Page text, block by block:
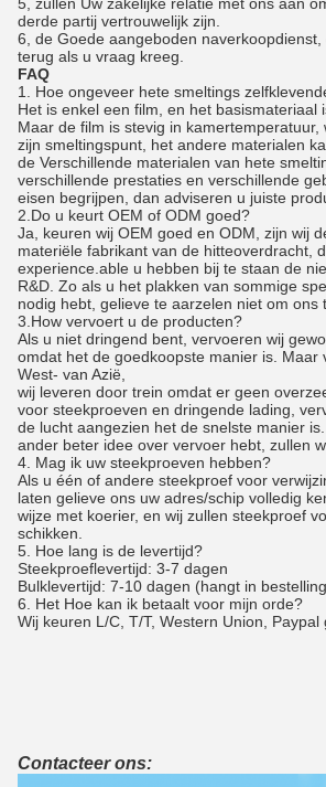
derde partij vertrouwelijk zijn.
6, de Goede aangeboden naverkoopdienst,
terug als u vraag kreeg.
FAQ
1. Hoe ongeveer hete smeltings
Het is enkel een film, en het basismateriaal
Maar de film is stevig in kamertemperatuur,
zijn smeltingspunt, het andere materialen
de Verschillende materialen van hete
verschillende prestaties en verschillende
eisen begrijpen, dan adviseren u juiste
2.Do u keurt OEM of ODM goed?
Ja, keuren wij OEM goed en ODM, zijn wij
materiële fabrikant van de hitteoverdracht,
experience.able u hebben bij te staan de
R&D. Zo als u het plakken van sommige
nodig hebt, gelieve te aarzelen niet om ons
3.How vervoert u de producten?
Als u niet dringend bent, vervoeren wij
omdat het de goedkoopste manier is. Maar
West- van Azië,
wij leveren door trein omdat er geen
voor steekproeven en dringende lading,
de lucht aangezien het de snelste manier
ander beter idee over vervoer hebt, zullen
4. Mag ik uw steekproeven hebben?
Als u één of andere steekproef voor
laten gelieve ons uw adres/schip volledig
wijze met koerier, en wij zullen steekproef
schikken.
5. Hoe lang is de levertijd?
Steekproeflevertijd: 3-7 dagen
Bulklevertijd: 7-10 dagen (hangt in
6. Het Hoe kan ik betaalt voor mijn orde?
Wij keuren L/C, T/T, Western Union, Paypal
Contacteer ons: